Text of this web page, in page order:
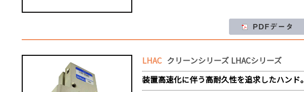
LHAC クリーンシリーズ LHACシリーズ
装置高速化に伴う高耐久性を追求したハンド。